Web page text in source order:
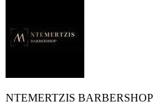
NTEMERTZIS BARBERSHOP